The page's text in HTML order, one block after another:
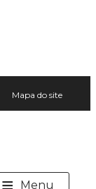
Mapa do site
Menu